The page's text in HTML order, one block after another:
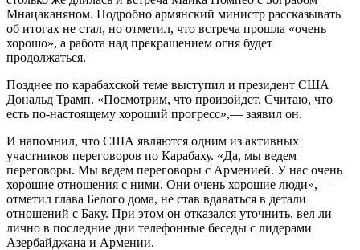
Мнацаканяном. Подробно армянский министр рассказывать
об итогах не стал, но отметил, что встреча прошла «очень
хорошо», а работа над прекращением огня будет
продолжаться.
Позднее по карабахской теме выступил и президент США
Дональд Трамп. «Посмотрим, что произойдет. Считаю, что
есть по-настоящему хороший прогресс»,— заявил он.
И напомнил, что США являются одним из активных
участников переговоров по Карабаху. «Да, мы ведем
переговоры. Мы ведем переговоры с Арменией. У нас очень
хорошие отношения с ними. Они очень хорошие люди»,—
отметил глава Белого дома, не став вдаваться в детали
отношений с Баку. При этом он отказался уточнить, вел ли
лично в последние дни телефонные беседы с лидерами
Азербайджана и Армении.